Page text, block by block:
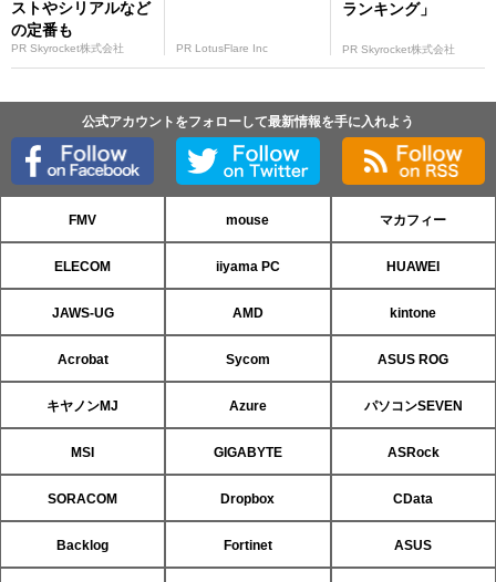
ストやシリアルなど
の定番も
PR Skyrocket株式会社 PR LotusFlare Inc
ランキング」
PR Skyrocket株式会社
公式アカウントをフォローして最新情報を手に入れよう
FMV mouse マカフィー
ELECOM iiyama PC HUAWEI
JAWS-UG AMD kintone
Acrobat Sycom ASUS ROG
キヤノンMJ Azure パソコンSEVEN
MSI GIGABYTE ASRock
SORACOM Dropbox CData
Backlog Fortinet ASUS